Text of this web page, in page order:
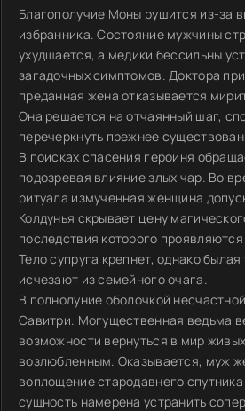
Благополучие Моны рушится из-за
избранника. Состояние мужчины
ухудшается, а медики бессильны
загадочных симптомов. Доктора
преданная жена отказывается
Она решается на отчаянный шаг,
перечеркнуть прежнее
В поисках спасения героиня
подозревая влияние злых чар. Во
ритуала измученная женщина
Колдунья скрывает цену
последствия которого
Тело супруга крепнет, однако
исчезают из семейного очага.
В полнолуние оболочкой
Савитри. Могущественная ведьма
возможности вернуться в мир
возлюбленным. Оказывается, муж
воплощение стародавнего
сущность намерена устранить